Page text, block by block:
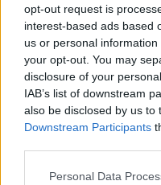
opt-out request is
interest-based ads based
us or personal
your opt-out. You may
disclosure of your
IAB’s list of downstream
also be disclosed by us to
Downstream Participants
Personal Data
μεταξύ των χωριών,
γηρασμένος
περαιτέρω
περιφέρειας,
Επειδή επικρατεί
προαναφερόμενες
καμία σχετική
διαβούλευση με τις